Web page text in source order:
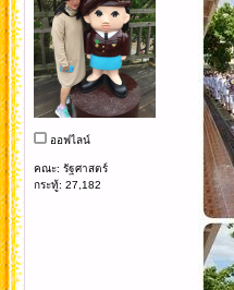
ออฟไลน์
คณะ: รัฐศาสตร์
กระทู้: 27,182